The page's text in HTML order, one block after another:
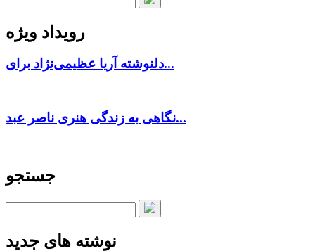
رویداد ویژه
دلنوشته آریا عظیمی‌نژاد برای...
نگاهی به زندگی هنری ناصر عبد...
جستجو
نوشته های جدید